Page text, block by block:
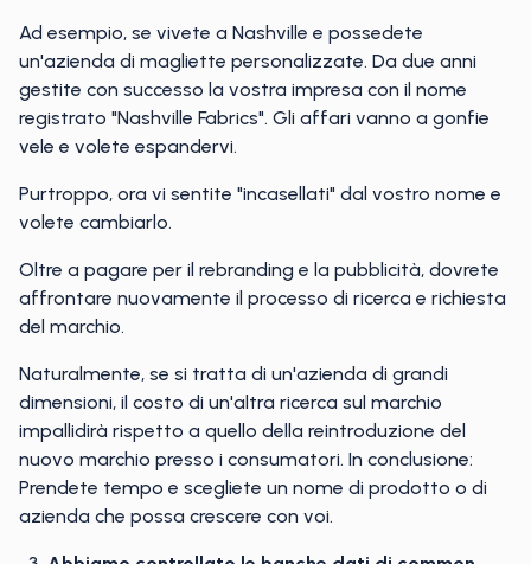
Ad esempio, se vivete a Nashville e possedete
un'azienda di magliette personalizzate. Da due anni
gestite con successo la vostra impresa con il nome
registrato "Nashville Fabrics". Gli affari vanno a gonfie
vele e volete espandervi.
Purtroppo, ora vi sentite "incasellati" dal vostro nome e
volete cambiarlo.
Oltre a pagare per il rebranding e la pubblicità, dovrete
affrontare nuovamente il processo di ricerca e richiesta
del marchio.
Naturalmente, se si tratta di un'azienda di grandi
dimensioni, il costo di un'altra ricerca sul marchio
impallidirà rispetto a quello della reintroduzione del
nuovo marchio presso i consumatori. In conclusione:
Prendete tempo e scegliete un nome di prodotto o di
azienda che possa crescere con voi.